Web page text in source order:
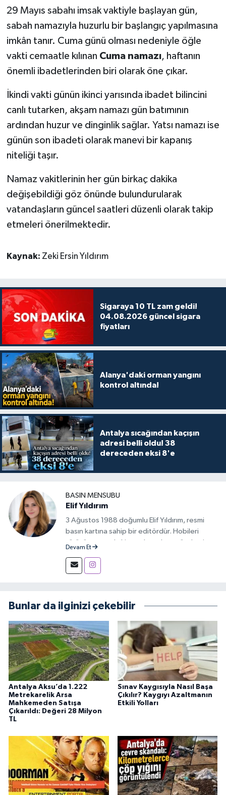
29 Mayıs sabahı imsak vaktiyle başlayan gün,
sabah namazıyla huzurlu bir başlangıç yapılmasına
imkân tanır. Cuma günü olması nedeniyle öğle
vakti cemaatle kılınan Cuma namazı, haftanın
önemli ibadetlerinden biri olarak öne çıkar.
İkindi vakti günün ikinci yarısında ibadet bilincini
canlı tutarken, akşam namazı gün batımının
ardından huzur ve dinginlik sağlar. Yatsı namazı ise
günün son ibadeti olarak manevi bir kapanış
niteliği taşır.
Namaz vakitlerinin her gün birkaç dakika
değişebildiği göz önünde bulundurularak
vatandaşların güncel saatleri düzenli olarak takip
etmeleri önerilmektedir.
Kaynak: Zeki Ersin Yıldırım
Sigaraya 10 TL zam geldi!
04.08.2026 güncel sigara
fiyatları
Alanya'daki orman yangını
kontrol altında!
Antalya sıcağından kaçışın
adresi belli oldu! 38
dereceden eksi 8'e
BASIN MENSUBU
Elif Yıldırım
3 Ağustos 1988 doğumlu Elif Yıldırım, resmi
basın kartına sahip bir editördür. Hobileri
yürüyüş yapmak, kitap okumak ve gündemi
Devam Et
Bunlar da ilginizi çekebilir
Antalya Aksu’da 1.222
Metrekarelik Arsa
Mahkemeden Satışa
Çıkarıldı: Değeri 28 Milyon
TL
Sınav Kaygısıyla Nasıl Başa
Çıkılır? Kaygıyı Azaltmanın
Etkili Yolları